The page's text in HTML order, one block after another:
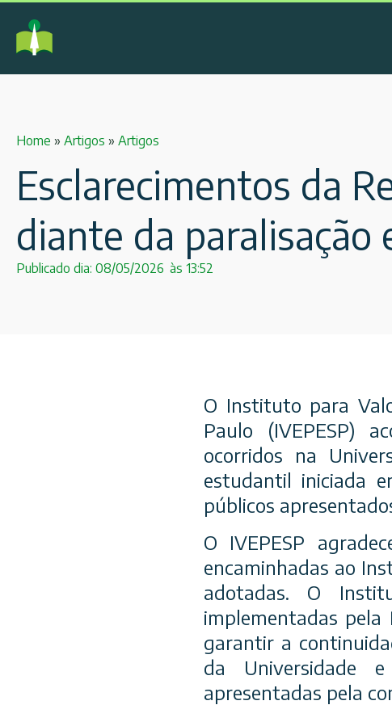
Home » Artigos » Artigos
Esclarecimentos da
diante da paralisação
Publicado dia: 08/05/2026 às 13:52
O Instituto para
Paulo (IVEPESP)
ocorridos na
estudantil iniciada
públicos
O IVEPESP
encaminhadas ao
adotadas. O
implementadas
garantir a
da Universidade
apresentadas pela